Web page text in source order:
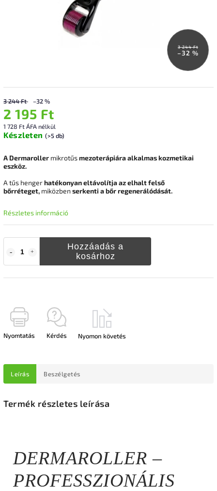
3 244 Ft
–32 %
3 244 Ft –32 %
2 195 Ft
1 728 Ft ÁFA nélkül
Készleten (>5 db)
Hozzáadás a
kosárhoz
A Dermaroller mikrotűsmezoterápiára alkalmaskozmetikai
eszköz.
A tűs hengerhatékonyan eltávolítja az elhalt felső
bőrréteget, miközben serkenti a bőr regenerálódását.
Részletes információ
Nyomtatás Kérdés Nyomon követés
Leírás Beszélgetés
Termék részletes leírása
DERMAROLLER –
PROFESSZIONÁLIS